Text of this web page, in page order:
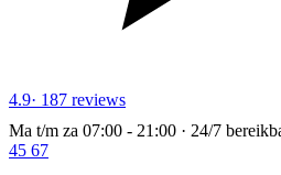
4.9· 187 reviews
Ma t/m za 07:00 - 21:00 · 24/7
45 67